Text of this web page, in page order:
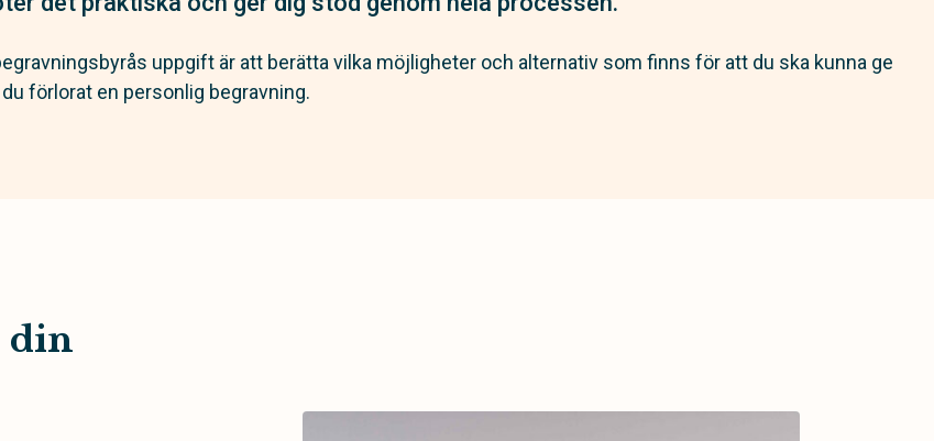
uppgift är att berätta vilka möjligheter och alternativ som finns för att du ska kunna ge
förlorat en personlig begravning.
din